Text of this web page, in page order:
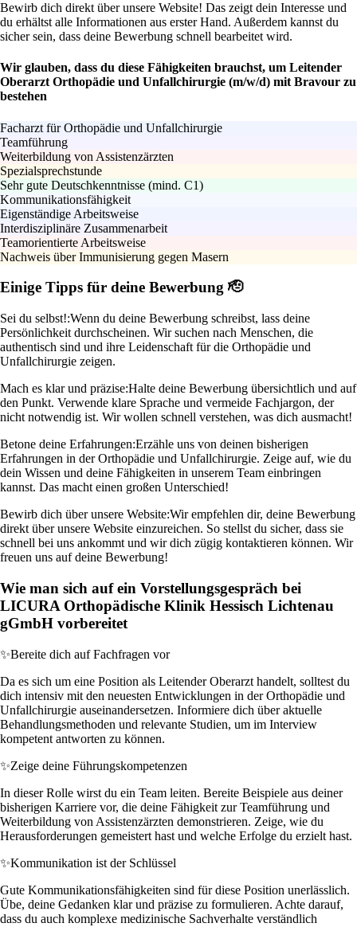
Bewirb dich direkt über unsere Website! Das zeigt dein Interesse und
du erhältst alle Informationen aus erster Hand. Außerdem kannst du
sicher sein, dass deine Bewerbung schnell bearbeitet wird.
Wir glauben, dass du diese Fähigkeiten brauchst, um Leitender
Oberarzt Orthopädie und Unfallchirurgie (m/w/d) mit Bravour zu
bestehen
Facharzt für Orthopädie und Unfallchirurgie
Teamführung
Weiterbildung von Assistenzärzten
Spezialsprechstunde
Sehr gute Deutschkenntnisse (mind. C1)
Kommunikationsfähigkeit
Eigenständige Arbeitsweise
Interdisziplinäre Zusammenarbeit
Teamorientierte Arbeitsweise
Nachweis über Immunisierung gegen Masern
Einige Tipps für deine Bewerbung 🫡
Sei du selbst!:Wenn du deine Bewerbung schreibst, lass deine
Persönlichkeit durchscheinen. Wir suchen nach Menschen, die
authentisch sind und ihre Leidenschaft für die Orthopädie und
Unfallchirurgie zeigen.
Mach es klar und präzise:Halte deine Bewerbung übersichtlich und auf
den Punkt. Verwende klare Sprache und vermeide Fachjargon, der
nicht notwendig ist. Wir wollen schnell verstehen, was dich ausmacht!
Betone deine Erfahrungen:Erzähle uns von deinen bisherigen
Erfahrungen in der Orthopädie und Unfallchirurgie. Zeige auf, wie du
dein Wissen und deine Fähigkeiten in unserem Team einbringen
kannst. Das macht einen großen Unterschied!
Bewirb dich über unsere Website:Wir empfehlen dir, deine Bewerbung
direkt über unsere Website einzureichen. So stellst du sicher, dass sie
schnell bei uns ankommt und wir dich zügig kontaktieren können. Wir
freuen uns auf deine Bewerbung!
Wie man sich auf ein Vorstellungsgespräch bei
LICURA Orthopädische Klinik Hessisch Lichtenau
gGmbH vorbereitet
✨Bereite dich auf Fachfragen vor
Da es sich um eine Position als Leitender Oberarzt handelt, solltest du
dich intensiv mit den neuesten Entwicklungen in der Orthopädie und
Unfallchirurgie auseinandersetzen. Informiere dich über aktuelle
Behandlungsmethoden und relevante Studien, um im Interview
kompetent antworten zu können.
✨Zeige deine Führungskompetenzen
In dieser Rolle wirst du ein Team leiten. Bereite Beispiele aus deiner
bisherigen Karriere vor, die deine Fähigkeit zur Teamführung und
Weiterbildung von Assistenzärzten demonstrieren. Zeige, wie du
Herausforderungen gemeistert hast und welche Erfolge du erzielt hast.
✨Kommunikation ist der Schlüssel
Gute Kommunikationsfähigkeiten sind für diese Position unerlässlich.
Übe, deine Gedanken klar und präzise zu formulieren. Achte darauf,
dass du auch komplexe medizinische Sachverhalte verständlich